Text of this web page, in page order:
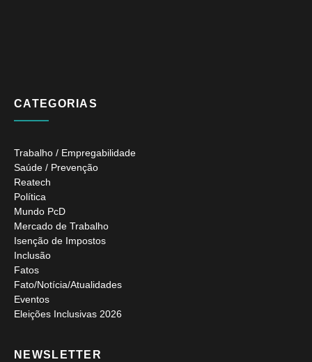
CATEGORIAS
Trabalho / Empregabilidade
Saúde / Prevenção
Reatech
Política
Mundo PcD
Mercado de Trabalho
Isenção de Impostos
Inclusão
Fatos
Fato/Notícia/Atualidades
Eventos
Eleições Inclusivas 2026
NEWSLETTER